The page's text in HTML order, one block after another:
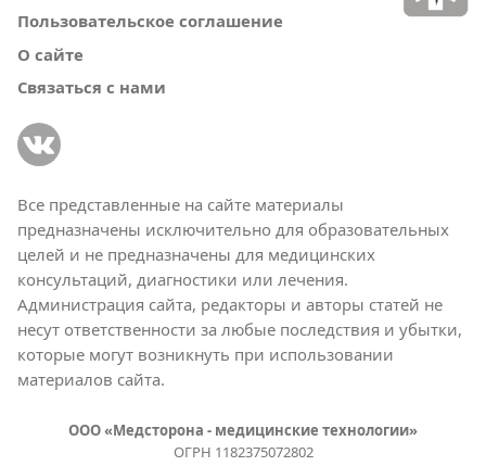
Пользовательское соглашение
О сайте
Связаться с нами
Все представленные на сайте материалы
предназначены исключительно для образовательных
целей и не предназначены для медицинских
консультаций, диагностики или лечения.
Администрация сайта, редакторы и авторы статей не
несут ответственности за любые последствия и убытки,
которые могут возникнуть при использовании
материалов сайта.
ООО «Медсторона - медицинские технологии»
ОГРН 1182375072802